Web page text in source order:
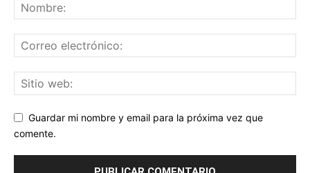
Guardar mi nombre y email para la próxima vez que
comente.